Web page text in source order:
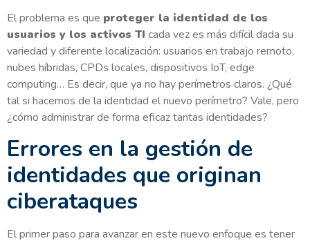
El problema es que proteger la identidad de los
usuarios y los activos TI cada vez es más difícil dada su
variedad y diferente localización: usuarios en trabajo remoto,
nubes híbridas, CPDs locales, dispositivos IoT, edge
computing… Es decir, que ya no hay perímetros claros. ¿Qué
tal si hacemos de la identidad el nuevo perímetro? Vale, pero
¿cómo administrar de forma eficaz tantas identidades?
Errores en la gestión de
identidades que originan
ciberataques
El primer paso para avanzar en este nuevo enfoque es tener